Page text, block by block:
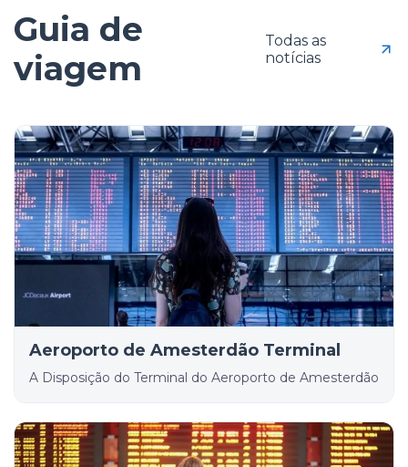
Guia de
viagem
Todas as
notícias
Aeroporto de Amesterdão Terminal
A Disposição do Terminal do Aeroporto de Amesterdão